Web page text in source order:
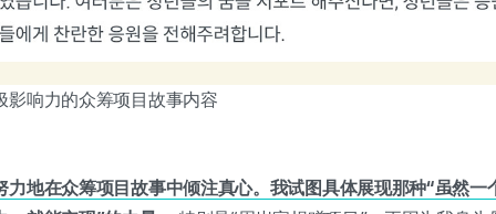
影响力的众筹项目故事内容
力地在众筹项目故事中倾注真心。我试图具体展现那种“虽然一